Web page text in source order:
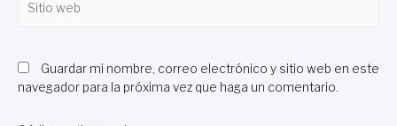
web
Guardar mi nombre, correo electrónico y sitio web en este
navegador para la próxima vez que haga un comentario.